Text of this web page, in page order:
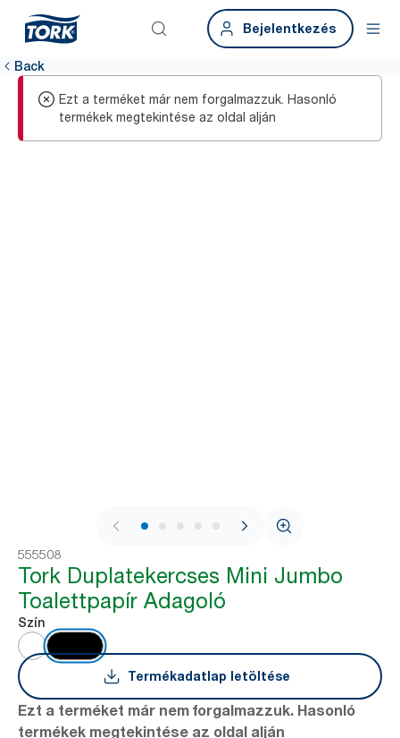
Bejelentkezés
Back
Ezt a terméket már nem forgalmazzuk. Hasonló
termékek megtekintése az oldal alján
1 / 8
555508
Tork Duplatekercses Mini Jumbo
Toalettpapír Adagoló
Szín
Termékadatlap letöltése
Ezt a terméket már nem forgalmazzuk. Hasonló
termékek megtekintése az oldal alján